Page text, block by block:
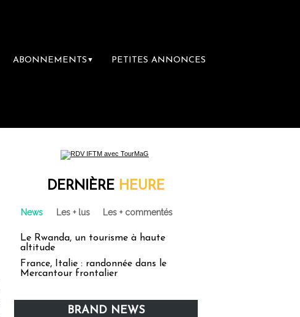
ABONNEMENTS ▼ PETITES ANNONCES
DERNIÈRE HEURE
News Les + lus Les + commentés
Le Rwanda, un tourisme à haute
altitude
France, Italie : randonnée dans le
Mercantour frontalier
BRAND NEWS